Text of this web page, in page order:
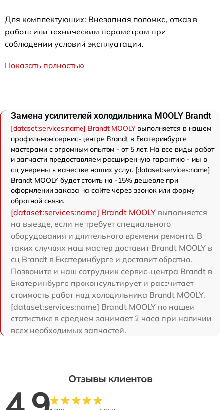
Для комплектующих: Внезапная поломка, отказ в
работе или техническим параметрам при
соблюдении условий эксплуатации.
Показать полностью
Замена усилителей холодильника MOOLY Brandt
[dataset:services:name] Brandt MOOLY выполняется в нашем
профильном сервис-центре Brandt в Екатеринбурге
мастерами с огромным опытом - от 5 лет. На все виды работ
и запчасти предоставляем расширенную гарантию - мы в
сц уверены в качестве наших услуг. [dataset:services:name]
Brandt MOOLY будет стоить на -15% дешевле при
оформлении заказа на сайте через звонок или форму
обратной связи.
[dataset:services:name] Brandt MOOLY выполняется
на выезде, если не требует специального
оборудования и длительного времени ремонта. В
таких случаях наш мастер доставит Brandt MOOLY в
сц Brandt в Екатеринбурге и доставит обратно.
Позвоните и наш сотрудник сервис-центра Brandt в
Екатеринбурге проконсультирует и рассчитает
стоимость работ над холодильника Brandt MOOLY.
[dataset:services:name] Brandt MOOLY по нашей
статистике в среднем занимает 2 часа при наличии
всех необходимых запчастей.
Отзывы клиентов